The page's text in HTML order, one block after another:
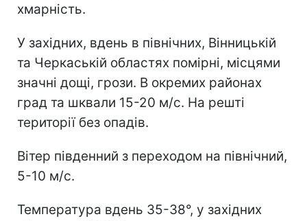
хмарність.
У західних, вдень в північних, Вінницькій
та Черкаській областях помірні, місцями
значні дощі, грози. В окремих районах
град та шквали 15-20 м/с. На решті
території без опадів.
Вітер південний з переходом на північний,
5-10 м/с.
Температура вдень 35-38°, у західних